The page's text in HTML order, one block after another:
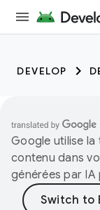
DEVELOP
Google utilise
contenu dans
générées par